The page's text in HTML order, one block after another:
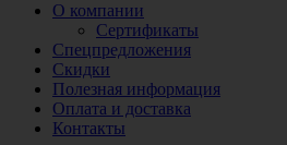
О компании
Сертификаты
Спецпредложения
Скидки
Полезная информация
Оплата и доставка
Контакты